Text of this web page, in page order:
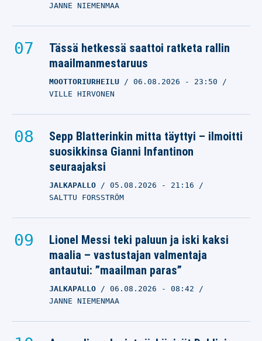
JANNE NIEMENMAA
Tässä hetkessä saattoi ratketa rallin
maailmanmestaruus
MOOTTORIURHEILU 06.08.2026 - 23:50
VILLE HIRVONEN
Sepp Blatterinkin mitta täyttyi – ilmoitti
suosikkinsa Gianni Infantinon
seuraajaksi
JALKAPALLO 05.08.2026 - 21:16
SALTTU FORSSTRÖM
Lionel Messi teki paluun ja iski kaksi
maalia – vastustajan valmentaja
antautui: ”maailman paras”
JALKAPALLO 06.08.2026 - 08:42
JANNE NIEMENMAA